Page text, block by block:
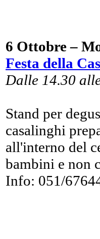
6 Ottobre –
Festa della
Dalle 14.30
Stand per
casalinghi
all'interno del
bambini e non
Info: 051/